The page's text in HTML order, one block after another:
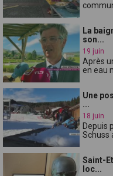
La
son...
19 juin
Après
en eau
Une
...
18 juin
Depuis
Schuss
Saint-
loc...